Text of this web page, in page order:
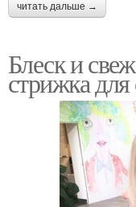
читать дальше →
Блеск и
стрижка